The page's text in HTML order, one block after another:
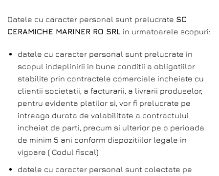
Datele cu caracter personal sunt prelucrate SC
CERAMICHE MARINER RO SRL in urmatoarele scopuri:
datele cu caracter personal sunt prelucrate in
scopul indeplinirii in bune conditii a obligatiilor
stabilite prin contractele comerciale incheiate cu
clientii societatii, a facturarii, a livrarii produselor,
pentru evidenta platilor si, vor fi prelucrate pe
intreaga durata de valabilitate a contractului
incheiat de parti, precum si ulterior pe o perioada
de minim 5 ani conform dispozitiilor legale in
vigoare ( Codul fiscal)
datele cu caracter personal sunt colectate pe